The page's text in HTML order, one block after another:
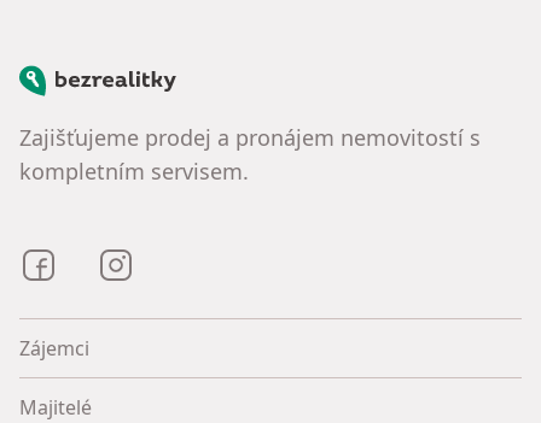
Bezrealitky
Zajišťujeme prodej a pronájem nemovitostí s
kompletním servisem.
Bezrealitky na Facebooku
Zájemci
Majitelé